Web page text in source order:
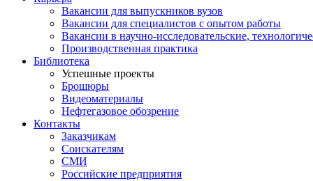
Вакансии для выпускников вузов
Вакансии для специалистов с опытом работы
Вакансии в научно-исследовательские,
Производственная практика
Библиотека
Успешные проекты
Брошюры
Видеоматериалы
Нефтегазовое обозрение
Контакты
Заказчикам
Соискателям
СМИ
Российские предприятия